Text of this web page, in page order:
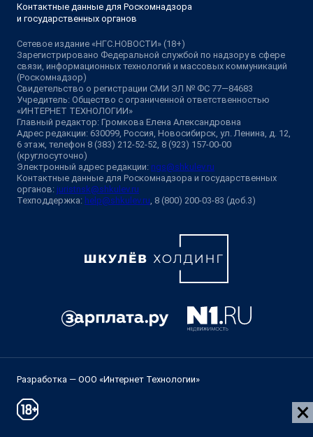
Контактные данные для Роскомнадзора
и государственных органов
Сетевое издание «НГС.НОВОСТИ» (18+)
Зарегистрировано Федеральной службой по надзору в сфере
связи, информационных технологий и массовых коммуникаций
(Роскомнадзор)
Свидетельство о регистрации СМИ ЭЛ № ФС 77—84683
Учредитель: Общество с ограниченной ответственностью
«ИНТЕРНЕТ ТЕХНОЛОГИИ»
Главный редактор: Громкова Елена Александровна
Адрес редакции: 630099, Россия, Новосибирск, ул. Ленина, д. 12,
6 этаж, телефон 8 (383) 212-52-52, 8 (923) 157-00-00
(круглосуточно)
Электронный адрес редакции: ngs@shkulev.ru
Контактные данные для Роскомнадзора и государственных
органов: juristnsk@shkulev.ru
Техподдержка: help@shkulev.ru , 8 (800) 200-03-83 (доб.3)
Разработка — ООО «Интернет Технологии»